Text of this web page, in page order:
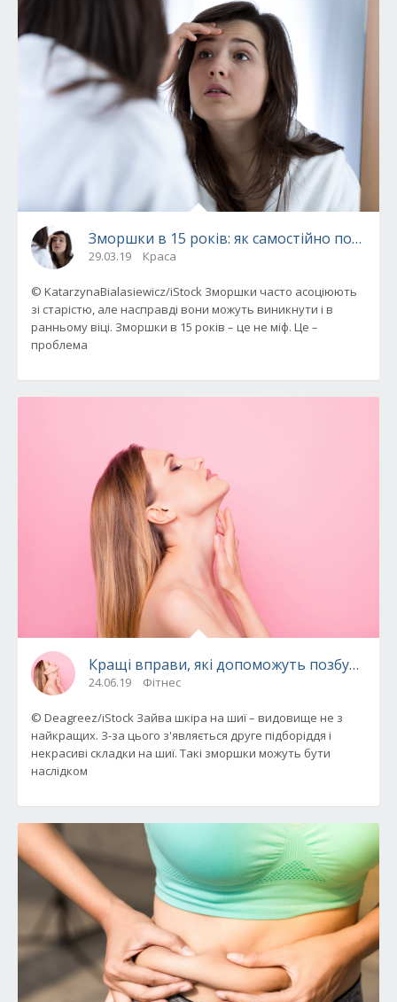
Зморшки в 15 років: як самостійно
29.03.19 Краса
© KatarzynaBialasiewicz/iStock Зморшки часто асоціюють
зі старістю, але насправді вони можуть виникнути і в
ранньому віці. Зморшки в 15 років – це не міф. Це –
проблема
Кращі вправи, які допоможуть позбутися
24.06.19 Фітнес
© Deagreez/iStock Зайва шкіра на шиї – видовище не з
найкращих. З-за цього з'являється друге підборіддя і
некрасиві складки на шиї. Такі зморшки можуть бути
наслідком